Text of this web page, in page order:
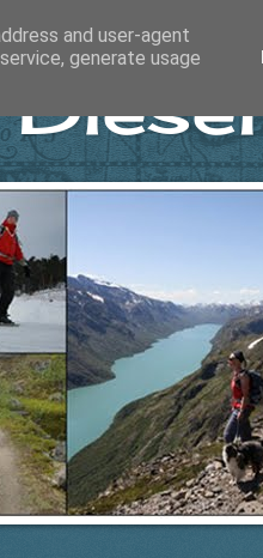
and user-agent
generate usage